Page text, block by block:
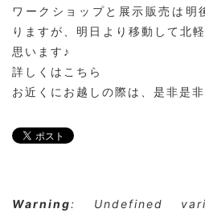
ワークショップと展示販売は明
りますが、明日より移動して北
思います♪
詳しくは こちら
お近くにお越しの際は、是非是
Warning: Undefined